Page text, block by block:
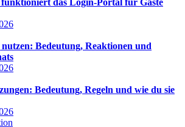
das Login-Portal für Gäste
Bedeutung, Reaktionen und
Bedeutung, Regeln und wie du sie